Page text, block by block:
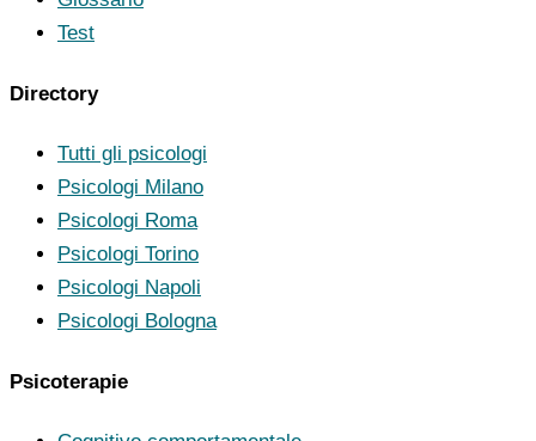
Test
Directory
Tutti gli psicologi
Psicologi Milano
Psicologi Roma
Psicologi Torino
Psicologi Napoli
Psicologi Bologna
Psicoterapie